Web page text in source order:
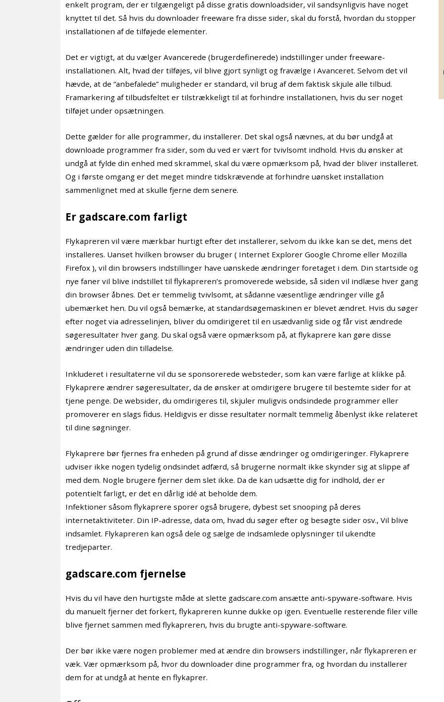
enkelt program, der er tilgængeligt på disse gratis downloadsider, vil sandsynligvis have noget
knyttet til det. Så hvis du downloader freeware fra disse sider, skal du forstå, hvordan du stopper
installationen af de tilføjede elementer.
Det er vigtigt, at du vælger Avancerede (brugerdefinerede) indstillinger under freeware-
installationen. Alt, hvad der tilføjes, vil blive gjort synligt og fravælge i Avanceret. Selvom det vil
hævde, at de “anbefalede” muligheder er standard, vil brug af dem faktisk skjule alle tilbud.
Framarkering af tilbudsfeltet er tilstrækkeligt til at forhindre installationen, hvis du ser noget
tilføjet under opsætningen.
Dette gælder for alle programmer, du installerer. Det skal også nævnes, at du bør undgå at
downloade programmer fra sider, som du ved er vært for tvivlsomt indhold. Hvis du ønsker at
undgå at fylde din enhed med skrammel, skal du være opmærksom på, hvad der bliver installeret.
Og i første omgang er det meget mindre tidskrævende at forhindre uønsket installation
sammenlignet med at skulle fjerne dem senere.
Er gadscare.com farligt
Flykapreren vil være mærkbar hurtigt efter det installerer, selvom du ikke kan se det, mens det
installeres. Uanset hvilken browser du bruger ( Internet Explorer Google Chrome eller Mozilla
Firefox ), vil din browsers indstillinger have uønskede ændringer foretaget i dem. Din startside og
nye faner vil blive indstillet til flykapreren’s promoverede webside, så siden vil indlæse hver gang
din browser åbnes. Det er temmelig tvivlsomt, at sådanne væsentlige ændringer ville gå
ubemærket hen. Du vil også bemærke, at standardsøgemaskinen er blevet ændret. Hvis du søger
efter noget via adresselinjen, bliver du omdirigeret til en usædvanlig side og får vist ændrede
søgeresultater hver gang. Du skal også være opmærksom på, at flykaprere kan gøre disse
ændringer uden din tilladelse.
Inkluderet i resultaterne vil du se sponsorerede websteder, som kan være farlige at klikke på.
Flykaprere ændrer søgeresultater, da de ønsker at omdirigere brugere til bestemte sider for at
tjene penge. De websider, du omdirigeres til, skjuler muligvis ondsindede programmer eller
promoverer en slags fidus. Heldigvis er disse resultater normalt temmelig åbenlyst ikke relateret
til dine søgninger.
Flykaprere bør fjernes fra enheden på grund af disse ændringer og omdirigeringer. Flykaprere
udviser ikke nogen tydelig ondsindet adfærd, så brugerne normalt ikke skynder sig at slippe af
med dem. Nogle brugere fjerner dem slet ikke. Da de kan udsætte dig for indhold, der er
potentielt farligt, er det en dårlig idé at beholde dem.
Infektioner såsom flykaprere sporer også brugere, dybest set snooping på deres
internetaktiviteter. Din IP-adresse, data om, hvad du søger efter og besøgte sider osv., Vil blive
indsamlet. Flykapreren kan også dele og sælge de indsamlede oplysninger til ukendte
tredjeparter.
gadscare.com fjernelse
Hvis du vil have den hurtigste måde at slette gadscare.com ansætte anti-spyware-software. Hvis
du manuelt fjerner det forkert, flykapreren kunne dukke op igen. Eventuelle resterende filer ville
blive fjernet sammen med flykapreren, hvis du brugte anti-spyware-software.
Der bør ikke være nogen problemer med at ændre din browsers indstillinger, når flykapreren er
væk. Vær opmærksom på, hvor du downloader dine programmer fra, og hvordan du installerer
dem for at undgå at hente en flykaprer.